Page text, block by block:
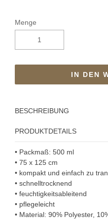
Menge
IN DEN
BESCHREIBUNG
PRODUKTDETAILS
• Packmaß: 500 ml
• 75 x 125 cm
• kompakt und einfach zu
• schnelltrocknend
• feuchtigkeitsableitend
• pflegeleicht
• Material: 90% Polyester,